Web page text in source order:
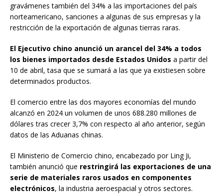
gravámenes también del 34% a las importaciones del país
norteamericano, sanciones a algunas de sus empresas y la
restricción de la exportación de algunas tierras raras.
El Ejecutivo chino anunció un arancel del 34% a todos
los bienes importados desde Estados Unidos a partir del
10 de abril, tasa que se sumará a las que ya existiesen sobre
determinados productos.
El comercio entre las dos mayores economías del mundo
alcanzó en 2024 un volumen de unos 688.280 millones de
dólares tras crecer 3,7% con respecto al año anterior, según
datos de las Aduanas chinas.
El Ministerio de Comercio chino, encabezado por Ling Ji,
también anunció que restringirá las exportaciones de una
serie de materiales raros usados en componentes
electrónicos, la industria aeroespacial y otros sectores.